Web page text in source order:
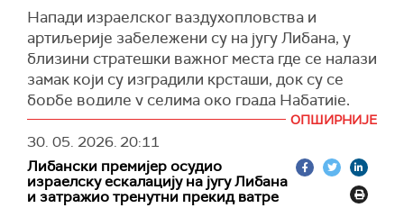
Амерички званичник упознат са ситуацијом
који је желео да остане анониман рекао је да
је брод остао у Оманском заливу, а да се
америчке снаге се нису укрцале. Након ове
акције укупан број бродова које су зауставиле
блокаду порастао је на шест, од којих је један
пуштен да настави пловидбу, а још 116
бродова је преусмерено.
Напади израелског ваздухопловства и
артиљерије забележени су на југу Либана, у
близини стратешки важног места где се налази
замак који су изградили крсташи, док су се
борбе водиле у селима око града Набатије,
јавила је либанска државна Национална
новинска агенција ННА.
До ваздушних удара и гранатирања дошло је у
близини замка Бофор, који се налази око 15
ОПШИРНИЈЕ
30. 05. 2026.20:11
Либански премијер осудио
израелску ескалацију на југу Либана
и затражио тренутни прекид ватре